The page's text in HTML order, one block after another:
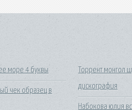
море 4 буквы
чек образец в
Торрент монгол
дискография
Набокова юлия